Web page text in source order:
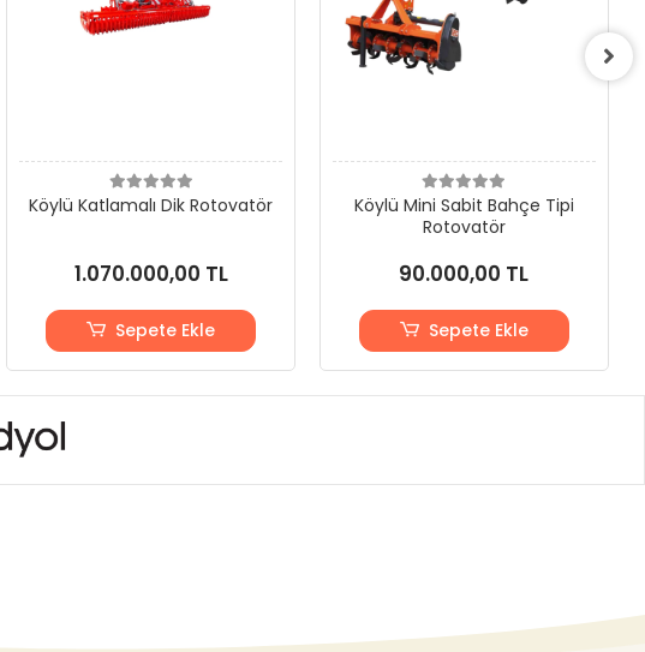
Köylü Katlamalı Dik Rotovatör
1.070.000,00 TL
Sepete Ekle
Köylü Mini Sabit Bahçe Tipi
Rotovatör
90.000,00 TL
Sepete Ekle